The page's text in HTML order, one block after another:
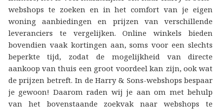
webshops te zoeken en in het comfort van je eigen
woning aanbiedingen en prijzen van verschillende
leveranciers te vergelijken. Online winkels bieden
bovendien vaak kortingen aan, soms voor een slechts
beperkte tijd, zodat de mogelijkheid van directe
aankoop van thuis een groot voordeel kan zijn, ook wat
de prijzen betreft. In de Harry & Sons-webshops bespaar
je gewoon! Daarom raden wij je aan om met behulp
van het bovenstaande zoekvak naar webshops te